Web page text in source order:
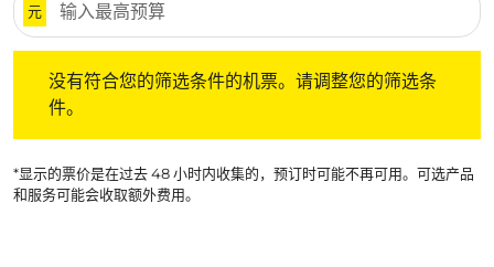
元
没有符合您的筛选条件的机票。请调整您的筛选条
件。
*显示的票价是在过去 48 小时内收集的，预订时可能不再可用。可选产品
和服务可能会收取额外费用。